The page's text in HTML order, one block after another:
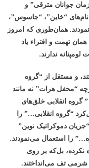
جوانان مترقی” و
نام‌های “خاین”، “جاسوس”،
همان‌طوری که امروز
تهمت و افتراء یاد
ندارند.
و مستقل از “گروه
“محفل هرات” نه مانند
گروه انقلابی خلق‌های
“گروه انقلابی…” را
دموکراتیک نوین”
را استعمال می‌نمودند.
نکرده، بل‌که بر روی
شرمی تف می‌انداختند.